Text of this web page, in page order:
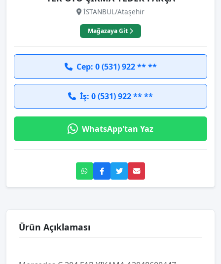
İSTANBUL/Ataşehir
Mağazaya Git
Cep: 0 (531) 922 ** **
İş: 0 (531) 922 ** **
WhatsApp'tan Yaz
Ürün Açıklaması